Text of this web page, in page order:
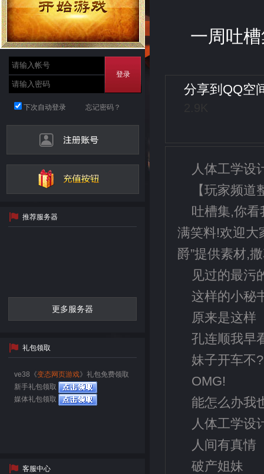
下次自动登录 忘记密码？
登录
推荐服务器
更多服务器
礼包领取
ve38《变态网页游戏》礼包免费领取
新手礼包领取
媒体礼包领取
客服中心
一周吐
分享到 QQ空
人体工学设
【玩家频
吐槽集,你
满笑料!欢迎大
爵”提供素材,
见过的最污
这样的小秘
原来是这样
孔连顺我早
妹子开车不?
OMG!
能怎么办我
人体工学设
人间有真情
破产姐妹